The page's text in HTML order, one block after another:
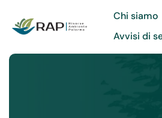
Chi siamo
Avvisi di